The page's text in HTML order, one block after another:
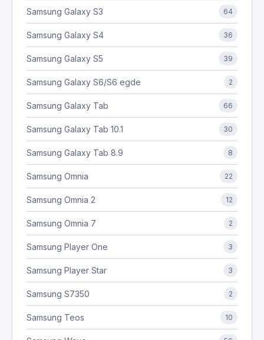
Samsung Galaxy S3 64
Samsung Galaxy S4 36
Samsung Galaxy S5 39
Samsung Galaxy S6/S6 egde 2
Samsung Galaxy Tab 66
Samsung Galaxy Tab 10.1 30
Samsung Galaxy Tab 8.9 8
Samsung Omnia 22
Samsung Omnia 2 12
Samsung Omnia 7 2
Samsung Player One 3
Samsung Player Star 3
Samsung S7350 2
Samsung Teos 10